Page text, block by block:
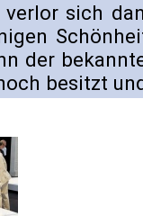
sich
der
besitzt